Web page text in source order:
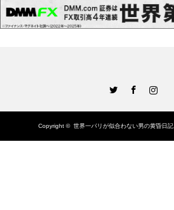
Copyright © 世界一パリが似合わない男の黄昏日記